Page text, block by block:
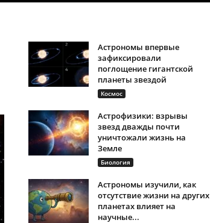
Астрономы впервые
зафиксировали
поглощение гигантской
планеты звездой
Космос
Астрофизики: взрывы
звезд дважды почти
уничтожали жизнь на
Земле
Биология
Астрономы изучили, как
отсутствие жизни на других
планетах влияет на
научные...